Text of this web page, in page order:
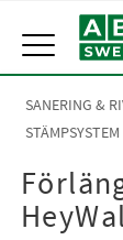
Meny
SANERING &
STÄMPSYSTEM